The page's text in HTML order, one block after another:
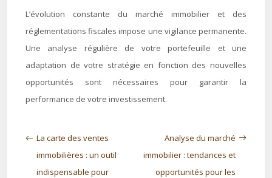
L’évolution constante du marché immobilier et des
réglementations fiscales impose une vigilance permanente.
Une analyse régulière de votre portefeuille et une
adaptation de votre stratégie en fonction des nouvelles
opportunités sont nécessaires pour garantir la
performance de votre investissement.
La carte des ventes
immobilières : un outil
indispensable pour
Analyse du marché
immobilier : tendances et
opportunités pour les